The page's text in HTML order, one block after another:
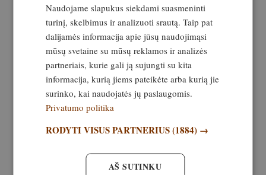
Rekomenduok šį straipsnį
Naudojame slapukus siekdami suasmeninti
turinį, skelbimus ir analizuoti srautą. Taip pat
dalijamės informacija apie jūsų naudojimąsi
mūsų svetaine su mūsų reklamos ir analizės
partneriais, kurie gali ją sujungti su kita
informacija, kurią jiems pateikėte arba kurią jie
surinko, kai naudojatės jų paslaugomis.
Privatumo politika
RODYTI VISUS PARTNERIUS(1884) →
AŠ SUTINKU